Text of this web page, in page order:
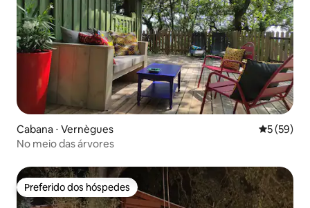
Cabana ⋅ Vernègues 5 de uma
5 (59)
No meio das árvores
Preferido dos hóspedes
Preferido dos hóspedes